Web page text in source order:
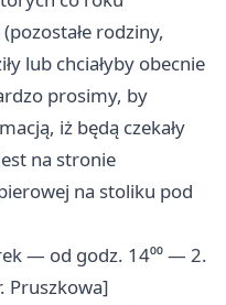
rodziny,
lub chciałyby obecnie
prosimy, by
iż będą czekały
na stronie
na stoliku pod
— od godz. 14⁰⁰ — 2.
Pruszkowa]